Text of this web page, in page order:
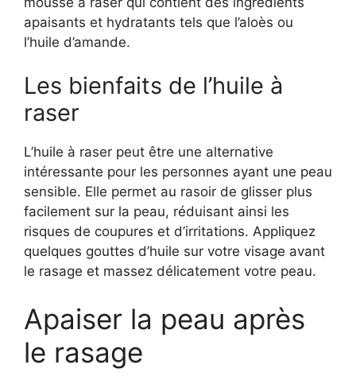
apaisants et hydratants tels que l’aloès ou
l’huile d’amande.
Les bienfaits de l’huile à
raser
L’huile à raser peut être une alternative
intéressante pour les personnes ayant une peau
sensible. Elle permet au rasoir de glisser plus
facilement sur la peau, réduisant ainsi les
risques de coupures et d’irritations. Appliquez
quelques gouttes d’huile sur votre visage avant
le rasage et massez délicatement votre peau.
Apaiser la peau après
le rasage